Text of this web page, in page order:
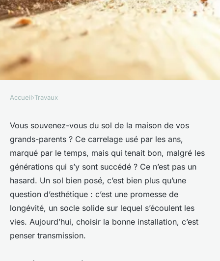
Top artisans carreleurs à
Annecy pour vos projets de
rénovation
Auberte• 22/05/2026 09:40• 12 min de lecture
Accueil›Travaux
Vous souvenez-vous du sol de la maison de vos
grands-parents ? Ce carrelage usé par les ans,
marqué par le temps, mais qui tenait bon, malgré les
générations qui s’y sont succédé ? Ce n’est pas un
hasard. Un sol bien posé, c’est bien plus qu’une
question d’esthétique : c’est une promesse de
longévité, un socle solide sur lequel s’écoulent les
vies. Aujourd’hui, choisir la bonne installation, c’est
penser transmission.